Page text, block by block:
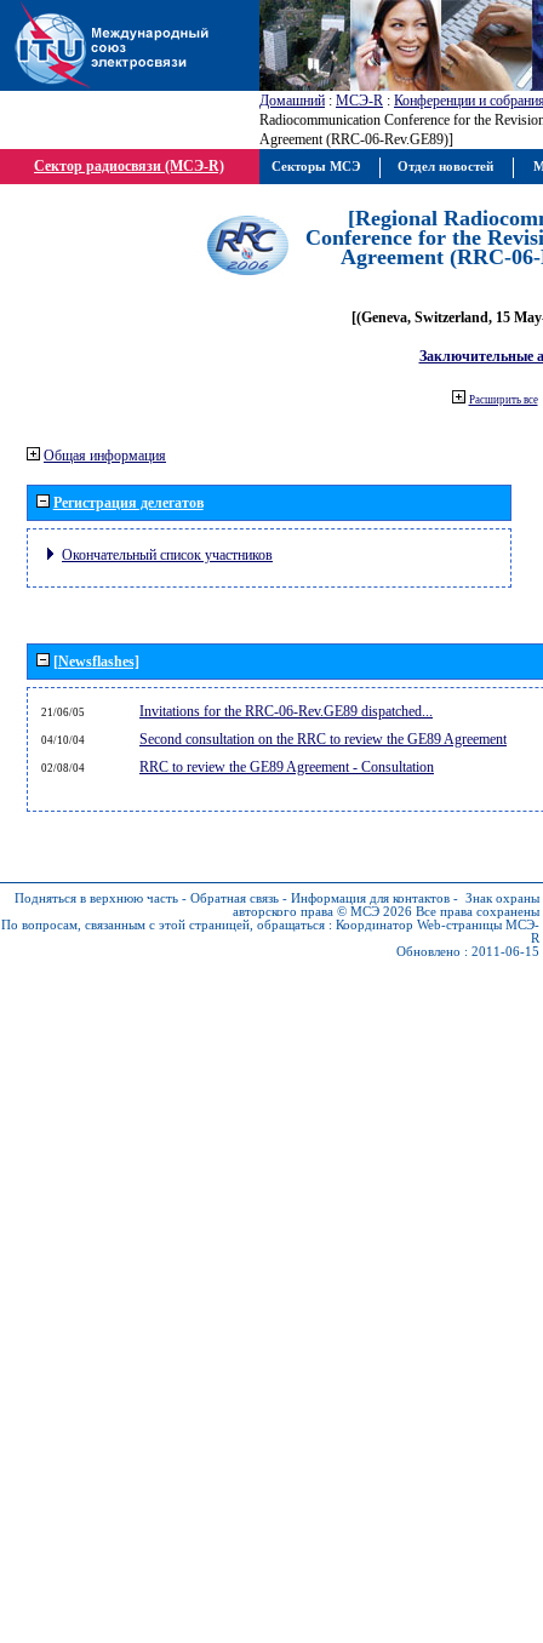
Домашний : МСЭ-R : Конференции и
Radiocommunication Conference for the
Agreement (RRC-06-Rev.GE89)]
Сектор радиосвязи (МСЭ-R)
[Regional
Conference for the
Agreement (RRC-
[(Geneva, Switzerland, 15
Заключительные
Расширить все
Общая информация
Регистрация делегатов
Окончательный список участников
[Newsflashes]
21/06/05 Invitations for the RRC-06-Rev.GE89 dispatched...
04/10/04 Second consultation on the RRC to review the GE89 Agreement
02/08/04 RRC to review the GE89 Agreement - Consultation
Подняться в верхнюю часть - Обратная связь - Информация для контактов - Знак охраны
авторского права © МСЭ 2026 Все права сохранены
По вопросам, связанным с этой страницей, обращаться : Координатор Web-страницы МСЭ-
R
Обновлено : 2011-06-15
Секторы МСЭ Отдел новостей